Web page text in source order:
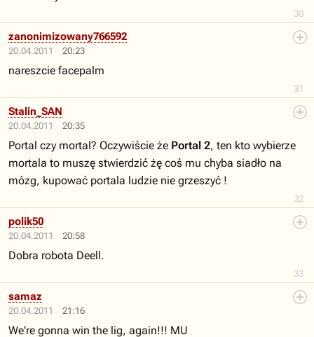
30
20.04.2011 20:23
31
zanonimizowany766592
nareszcie facepalm
20.04.2011 20:35
32
Stalin_SAN
Portal czy mortal? Oczywiście że Portal 2, ten kto wybierze
mortala to muszę stwierdzić żę coś mu chyba siadło na
mózg, kupować portala ludzie nie grzeszyć !
20.04.2011 20:58
33
polik50
Dobra robota Deell.
20.04.2011 21:16
samaz
We're gonna win the lig, again!!! MU